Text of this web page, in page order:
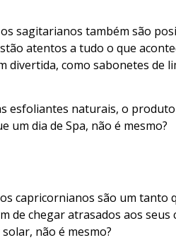
sagitarianos também são
atentos a tudo o que
divertida, como sabonetes de
esfoliantes naturais, o
um dia de Spa, não é mesmo?
capricornianos são um
de chegar atrasados aos
não é mesmo?